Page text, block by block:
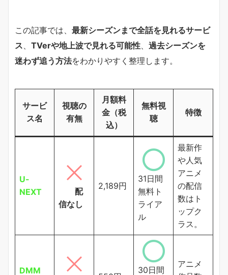
この記事では、 最新シーズンまで全話を見れるサービ
ス
TVerや地上波で見れる可能性
過去シーズンを
迷わず追う方法をわかりやすく整理します。
サービ
ス名
視聴の
有無
月額料
金（税
込）
無料視
聴
特徴
U-
NEXT
配
信なし
2,189円
31日間
無料ト
ライア
ル
最新作
や人気
アニメ
の配信
数はト
ップク
ラス。
DMM
30日間
アニメ